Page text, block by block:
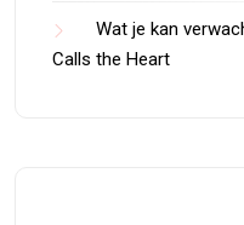
Wat je kan
Calls the Heart